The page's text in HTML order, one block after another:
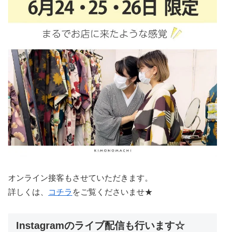
オンライン接客もさせていただきます。
詳しくは、
コチラ をご覧くださいませ★
Instagramのライブ配信も行います☆